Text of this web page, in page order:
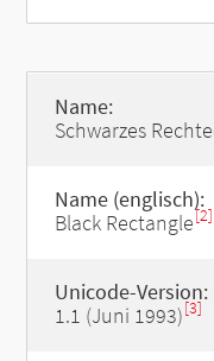
Name:
Schwarzes
Name (englisch):
Black Rectangle[2]
Unicode-Version:
1.1 (Juni 1993)[3]